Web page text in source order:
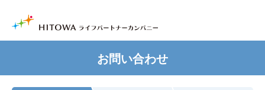
お問い合わせ